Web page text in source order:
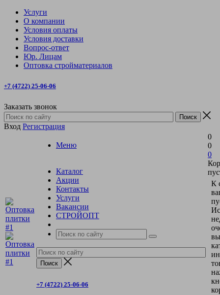
Услуги
О компании
Условия оплаты
Условия доставки
Вопрос-ответ
Юр. Лицам
Оптовка стройматериалов
+7 (4722) 25-06-06
Заказать звонок
Вход Регистрация
Меню
Каталог
Акции
Контакты
Услуги
Вакансии
СТРОЙОПТ
+7 (4722) 25-06-06
0
0
0
К